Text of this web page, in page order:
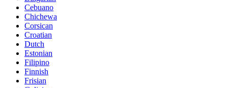
Cebuano
Chichewa
Corsican
Croatian
Dutch
Estonian
Filipino
Finnish
Frisian